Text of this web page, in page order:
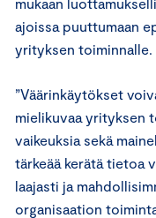
ajoissa puuttumaan
yrityksen toiminnalle.
”Väärinkäytökset
mielikuvaa yrityksen
vaikeuksia sekä
tärkeää kerätä tietoa
laajasti ja
organisaation